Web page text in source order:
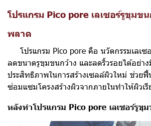
โปรแกรม Pico pore เลเซอร์รูขุมข
พลาด
โปรแกรม Pico pore คือ นวัตกรรมเลเซ
ลดขนาดรูขุมขนกว้าง และลดริ้วรอยได้อย่า
ประสิทธิภาพในการสร้างเซลล์ผิวใหม่ ช่วย
ซ่อมแซมโครงสร้างผิวจากภายในทำให้ผิวเรี
หลังทำโปรแกรม Pico pore เลเซอร์รูขุ